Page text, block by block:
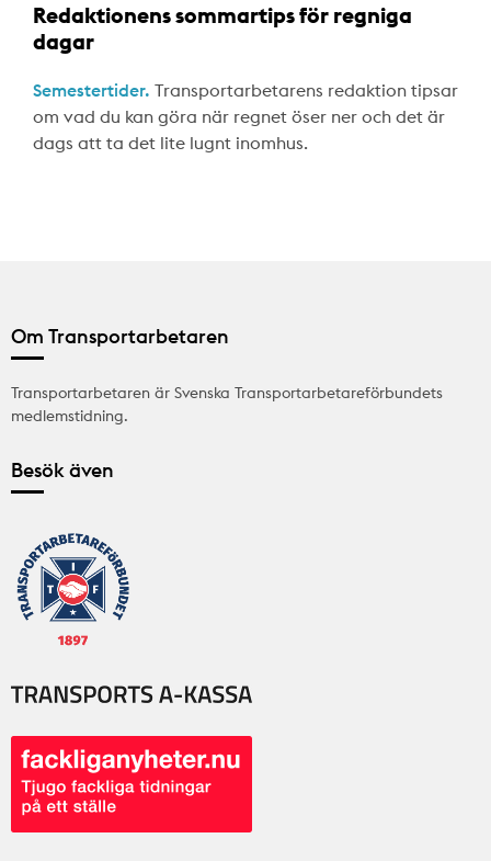
Redaktionens sommartips för regniga
dagar
Semestertider. Transportarbetarens redaktion tipsar
om vad du kan göra när regnet öser ner och det är
dags att ta det lite lugnt inomhus.
Om Transportarbetaren
Transportarbetaren är Svenska Transportarbetareförbundets
medlemstidning.
Besök även